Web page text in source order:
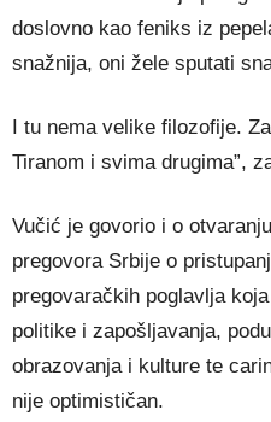
doslovno kao feniks iz
snažnija, oni žele sputati
I tu nema velike filozofije.
Tiranom i svima drugima”,
Vučić je govorio i o
pregovora Srbije o
pregovaračkih poglavlja
politike i zapošljavanja,
obrazovanja i kulture te
nije optimističan.